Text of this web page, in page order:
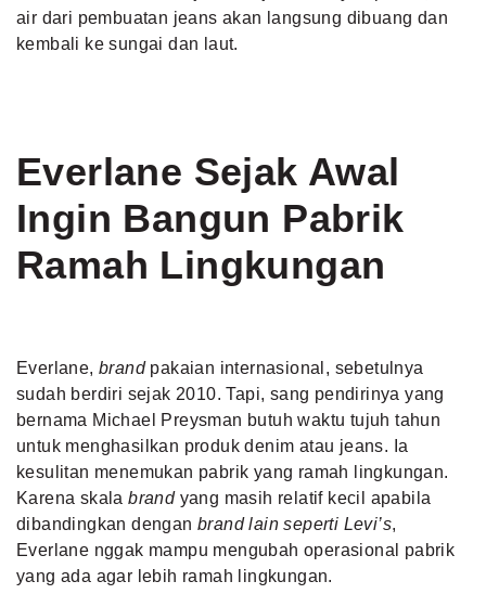
air dari pembuatan jeans akan langsung dibuang dan
kembali ke sungai dan laut.
Everlane Sejak Awal
Ingin Bangun Pabrik
Ramah Lingkungan
Everlane, brand pakaian internasional, sebetulnya
sudah berdiri sejak 2010. Tapi, sang pendirinya yang
bernama Michael Preysman butuh waktu tujuh tahun
untuk menghasilkan produk denim atau jeans. Ia
kesulitan menemukan pabrik yang ramah lingkungan.
Karena skalabrand yang masih relatif kecil apabila
dibandingkan dengan brand lain seperti Levi’s,
Everlane nggak mampu mengubah operasional pabrik
yang ada agar lebih ramah lingkungan.